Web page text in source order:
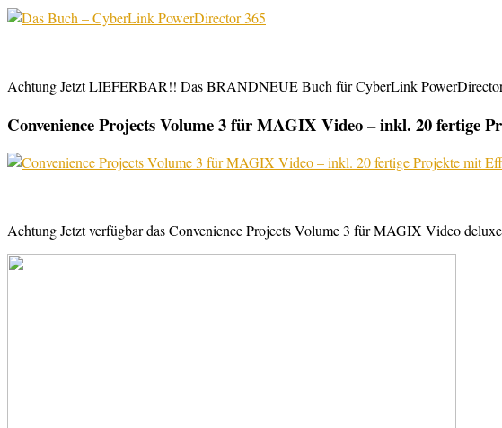
Achtung Jetzt LIEFERBAR!! Das BRANDNEUE Buch für CyberLink
Convenience Projects Volume 3 für MAGIX Video – inkl. 20 fertige
Achtung Jetzt verfügbar das Convenience Projects Volume 3 für MAGIX Video